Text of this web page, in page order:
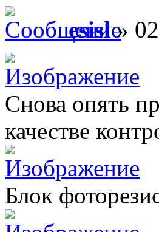
esisl»
Снова опять
качестве
Блок